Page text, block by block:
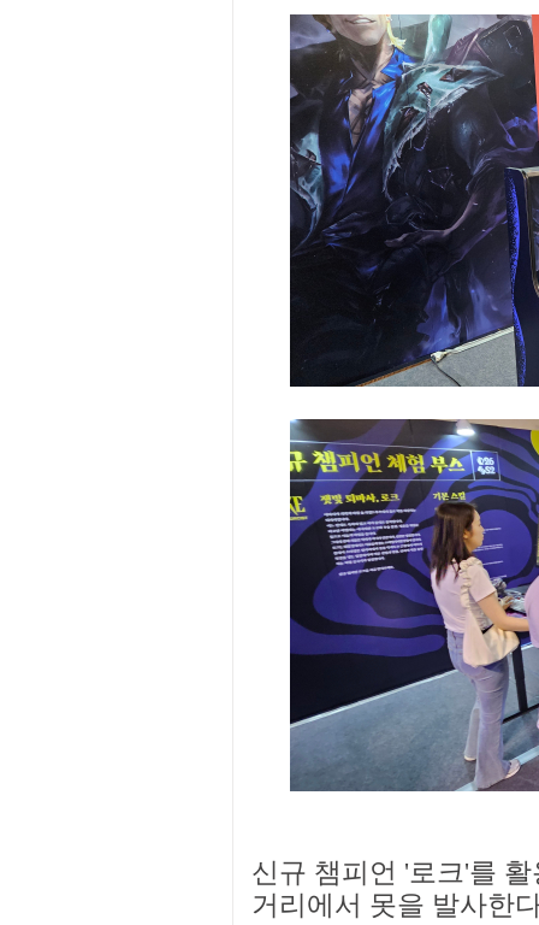
신규 챔피언 '로크'를
거리에서 못을 발사한